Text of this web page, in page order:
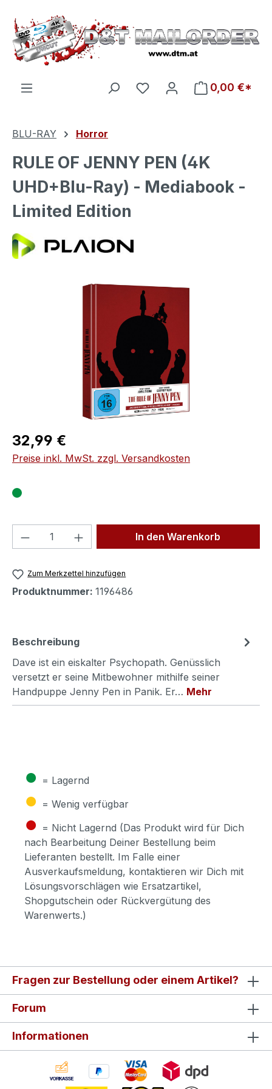
Zum Hauptinhalt springen
Du hast 0 Produkte auf
0,00 €*
BLU-RAY Horror
RULE OF JENNY PEN (4K
UHD+Blu-Ray) - Mediabook -
Limited Edition
Bildergalerie überspringen
Regulärer Preis:
32,99 €
Preise inkl. MwSt. zzgl. Versandkosten
Produkt Anzahl: Gib denIn den Warenkorb
Zum Merkzettel hinzufügen
Produktnummer: 1196486
Beschreibung
Dave ist ein eiskalter Psychopath. Genüsslich
versetzt er seine Mitbewohner mithilfe seiner
Handpuppe Jenny Pen in Panik. Er… Mehr
● = Lagernd
● = Wenig verfügbar
● = Nicht Lagernd (Das Produkt wird für Dich
nach Bearbeitung Deiner Bestellung beim
Lieferanten bestellt. Im Falle einer
Ausverkaufsmeldung, kontaktieren wir Dich mit
Lösungsvorschlägen wie Ersatzartikel,
Shopgutschein oder Rückvergütung des
Warenwerts.)
Fragen zur Bestellung oder einem Artikel?
Forum
Informationen